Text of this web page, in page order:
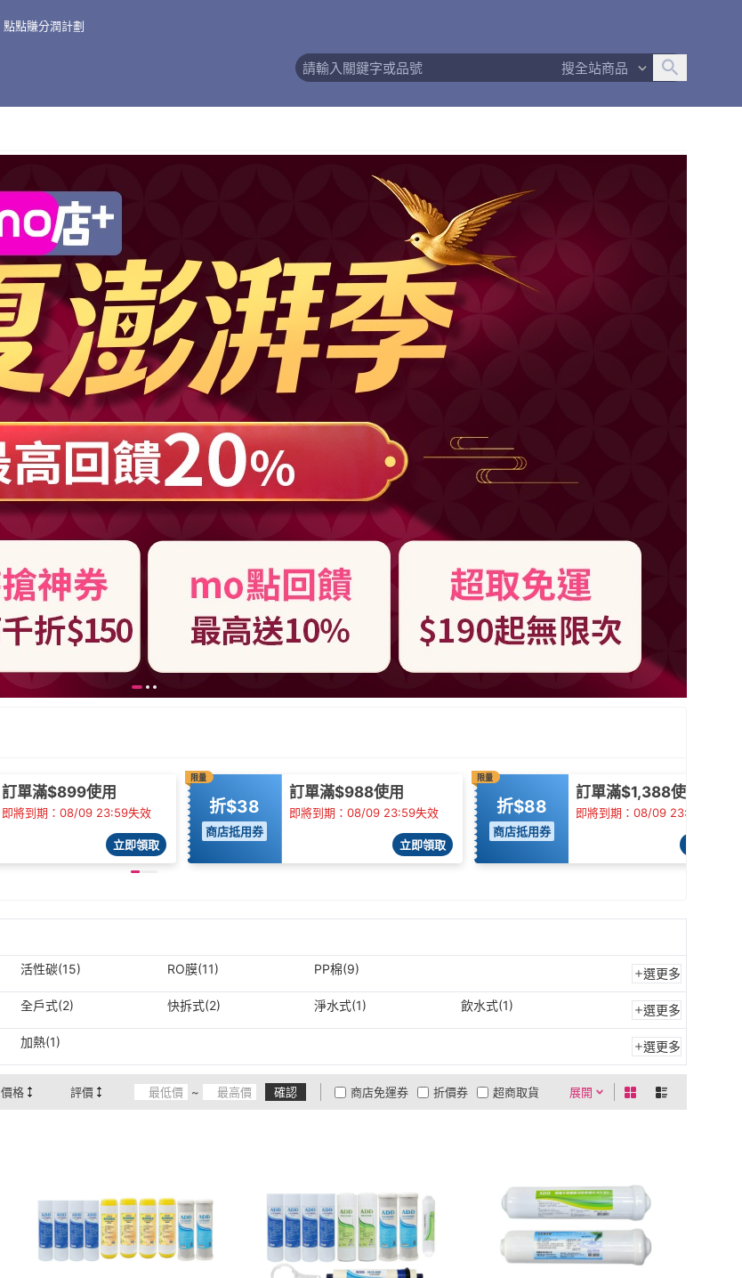
點點賺分潤計劃
搜全站商品
商店簡介 退換貨須知
訂單滿$899使用
即將到期：08/09 23:59失效
立即領取
限量
折$38
商店抵用券
訂單滿$988使用
即將到期：08/09 23:59失效
立即領取
限量
折$88
商店抵用券
訂單滿$1,388使用
即將到期：08/09 23:59失效
活性碳(15) RO膜(11) PP棉(9) 選更多
全戶式(2) 快拆式(2) 淨水式(1) 飲水式(1) 選更多
加熱(1) 選更多
價格 評價 ~ 確認 展開
折價券
有影片
商品有量
超商取貨
商店免運券
0利率